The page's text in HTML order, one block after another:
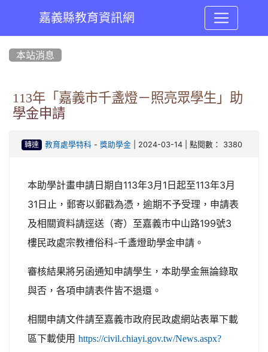
嘉義縣教育資訊網
本站消息
113年「嘉義市千盞燈－照亮眾學生」助
學金申請
轉達 教育處學特科- 獎助學金| 2024-03-14 | 點閱數： 3380
本助學計畫申請日期自113年3月1日起至113年3月
31日止，郵寄以郵戳為憑，逾期不予受理，申請表
及相關資料請逕送（寄）至嘉義市中山路199號3
樓民政處宗教禮俗科-千盞燈助學金申請。
審核結果將另函通知申請學生，本助學金無論錄取
與否，各項申請表件皆不退還。
相關申請文件請至嘉義市政府民政處網站表單下載
區下載使用 https://civil.chiayi.gov.tw/News.aspx?